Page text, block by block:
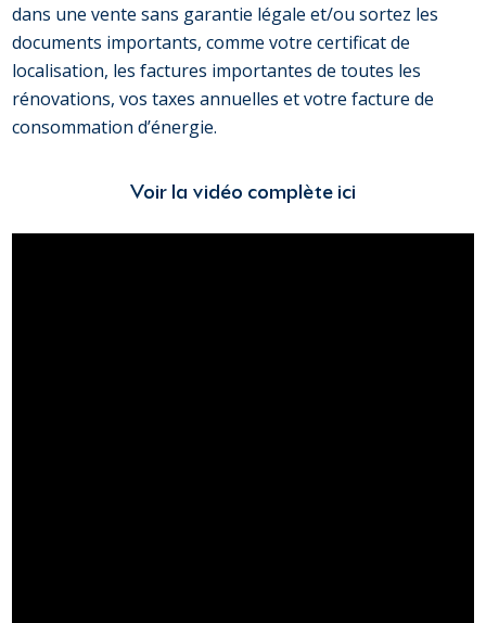
dans une vente sans garantie légale et/ou sortez les
documents importants, comme votre certificat de
localisation, les factures importantes de toutes les
rénovations, vos taxes annuelles et votre facture de
consommation d’énergie.
Voir la vidéo complète ici